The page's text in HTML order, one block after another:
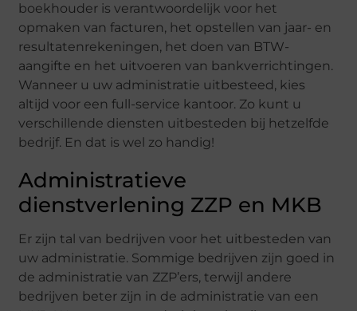
boekhouder is verantwoordelijk voor het
opmaken van facturen, het opstellen van jaar- en
resultatenrekeningen, het doen van BTW-
aangifte en het uitvoeren van bankverrichtingen.
Wanneer u uw administratie uitbesteed, kies
altijd voor een full-service kantoor. Zo kunt u
verschillende diensten uitbesteden bij hetzelfde
bedrijf. En dat is wel zo handig!
Administratieve
dienstverlening ZZP en MKB
Er zijn tal van bedrijven voor het uitbesteden van
uw administratie. Sommige bedrijven zijn goed in
de administratie van ZZP’ers, terwijl andere
bedrijven beter zijn in de administratie van een